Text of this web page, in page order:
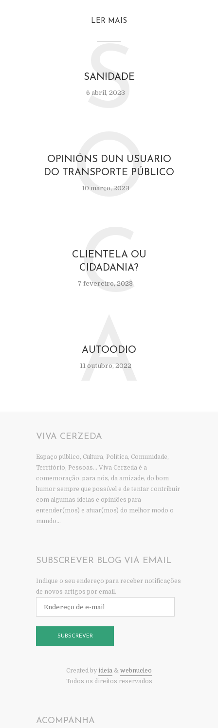
LER MAIS
SANIDADE
6 abril, 2023
S
OPINIÓNS DUN USUARIO
DO TRANSPORTE PÚBLICO
10 março, 2023
O
CLIENTELA OU
CIDADANIA?
7 fevereiro, 2023
C
AUTOODIO
11 outubro, 2022
A
VIVA CERZEDA
Espaço público, Cultura, Política, Comunidade,
Território, Pessoas… Viva Cerzeda é a
comemoração, para nós, da amizade, do bom
humor sempre que possível e de tentar contribuir
com algumas ideias e opiniões para
entender(mos) e atuar(mos) do melhor modo o
mundo…
SUBSCREVER BLOG VIA EMAIL
Indique o seu endereço para receber notificações
de novos artigos por email.
SUBSCREVER
Created by ideia & webnucleo
Todos os direitos reservados
ACOMPANHA